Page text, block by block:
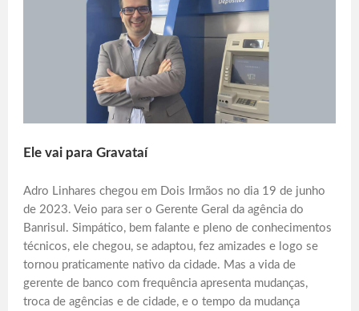
Ele vai para Gravataí
Adro Linhares chegou em Dois Irmãos no dia 19 de junho
de 2023. Veio para ser o Gerente Geral da agência do
Banrisul. Simpático, bem falante e pleno de conhecimentos
técnicos, ele chegou, se adaptou, fez amizades e logo se
tornou praticamente nativo da cidade. Mas a vida de
gerente de banco com frequência apresenta mudanças,
troca de agências e de cidade, e o tempo da mudança